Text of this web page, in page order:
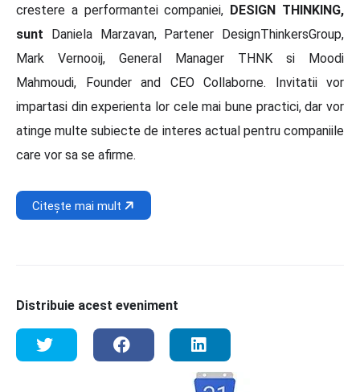
crestere a performantei companiei, DESIGN THINKING,
sunt Daniela Marzavan, Partener DesignThinkersGroup,
Mark Vernooij, General Manager THNK si Moodi
Mahmoudi, Founder and CEO Collaborne. Invitatii vor
impartasi din experienta lor cele mai bune practici, dar vor
atinge multe subiecte de interes actual pentru companiile
care vor sa se afirme.
Citește mai mult
Distribuie acest eveniment